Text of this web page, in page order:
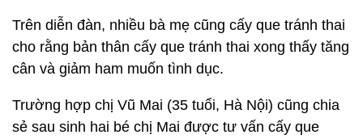
Trên diễn đàn, nhiều bà mẹ cũng cấy que tránh thai
cho rằng bản thân cấy que tránh thai xong thấy tăng
cân và giảm ham muốn tình dục.
Trường hợp chị Vũ Mai (35 tuổi, Hà Nội) cũng chia
sẻ sau sinh hai bé chị Mai được tư vấn cấy que